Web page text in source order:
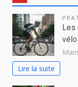
Les
Lire la suite